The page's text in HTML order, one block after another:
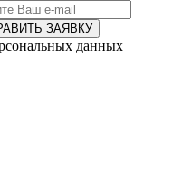
ЗАЯВКУ
данных